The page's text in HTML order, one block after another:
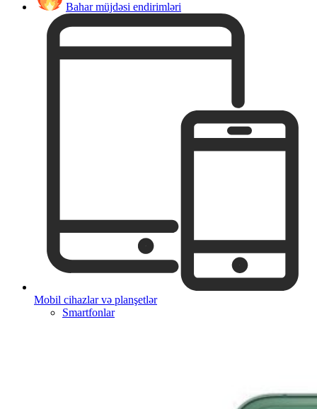
Bahar müjdəsi endirimləri
Mobil cihazlar və planşetlər
Smartfonlar